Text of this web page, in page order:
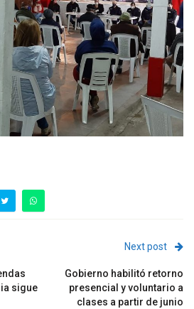
sigue
Next post
Gobierno habilitó retorno
presencial y voluntario a
clases a partir de junio